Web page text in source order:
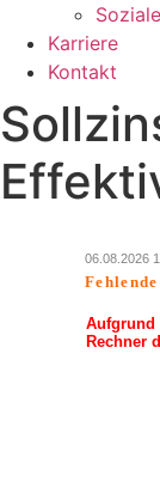
Karriere
Kontakt